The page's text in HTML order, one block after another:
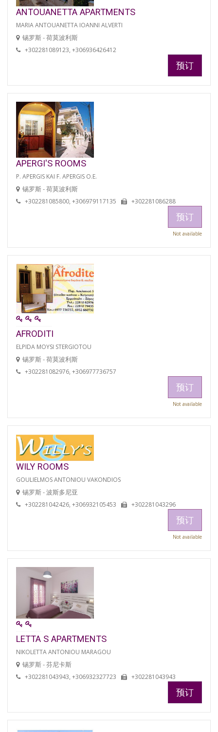
ANTOUANETTA APARTMENTS
MARIA ANTOUANETTA IOANNI ALVERTI
锡罗斯 - 荷莫波利斯
+302281089123, +306936426412
预订
APERGI'S ROOMS
P. APERGIS KAI F. APERGIS O.E.
锡罗斯 - 荷莫波利斯
+302281085800, +306979117135 +302281086288
预订
Not available
AFRODITI
ELPIDA MOYSI STERGIOTOU
锡罗斯 - 荷莫波利斯
+302281082976, +306977736757
预订
Not available
WILY ROOMS
GOULIELMOS ANTONIOU VAKONDIOS
锡罗斯 - 波斯多尼亚
+302281042426, +306932105453 +302281043296
预订
Not available
LETTA S APARTMENTS
NIKOLETTA ANTONIOU MARAGOU
锡罗斯 - 芬尼卡斯
+302281043943, +306932327723 +302281043943
预订